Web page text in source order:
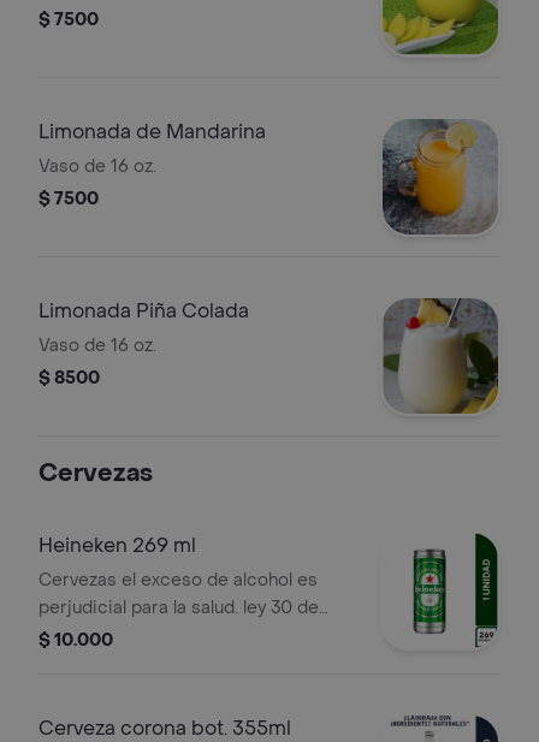
$ 7500
Limonada de Mandarina
Vaso de 16 oz.
$ 7500
Limonada Piña Colada
Vaso de 16 oz.
$ 8500
Cervezas
Heineken 269 ml
Cervezas el exceso de alcohol es
perjudicial para la salud. ley 30 de
1986. prohíbase el expendio de
$ 10.000
Cerveza corona bot. 355ml